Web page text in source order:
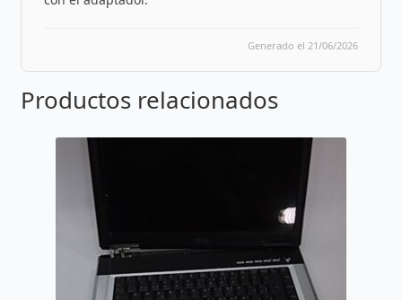
Generado el 21/06/2026
Productos relacionados